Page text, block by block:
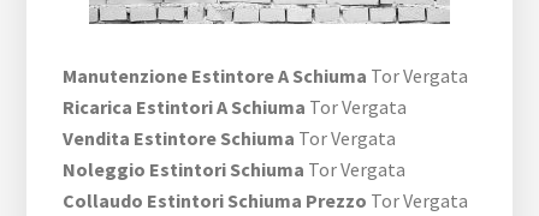
Manutenzione Estintore A Schiuma Tor Vergata
Ricarica Estintori A Schiuma Tor Vergata
Vendita Estintore Schiuma Tor Vergata
Noleggio Estintori Schiuma Tor Vergata
Collaudo Estintori Schiuma Prezzo Tor Vergata